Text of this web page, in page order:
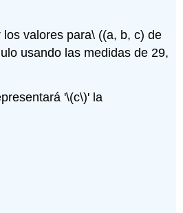
valores para\ ((a, b, c) de
usando las medidas de 29,
'\(c\)' la